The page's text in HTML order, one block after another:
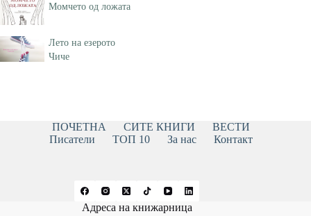
Момчето од ложата
Лето на езерото
Чиче
ПОЧЕТНА СИТЕ КНИГИ
ВЕСТИ
Писатели
ТОП 10 За нас Контакт
Адреса на книжарница